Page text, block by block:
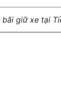
giữ xe tại